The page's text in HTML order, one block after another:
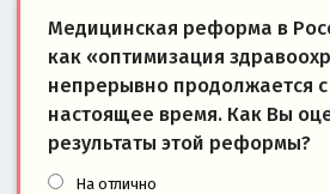
Медицинская реформа в
как «оптимизация
непрерывно продолжается с
настоящее время. Как Вы
результаты этой реформы?
На отлично